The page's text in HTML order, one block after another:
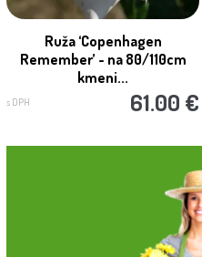
Ruža ‘Copenhagen
Remember’ - na 80/110cm
kmeni...
s DPH 61.00 €